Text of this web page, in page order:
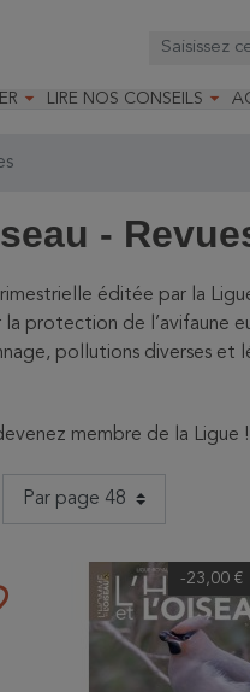
 LIRE NOS CONSEILS 
-
éditée par la
protection de l’avifaune
pollutions diverses
membre de la Ligue !
-23,00 €